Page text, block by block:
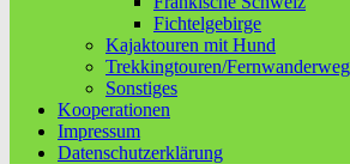
Fichtelgebirge
Kajaktouren mit Hund
Trekkingtouren/
Sonstiges
Kooperationen
Impressum
Datenschutzerklärung